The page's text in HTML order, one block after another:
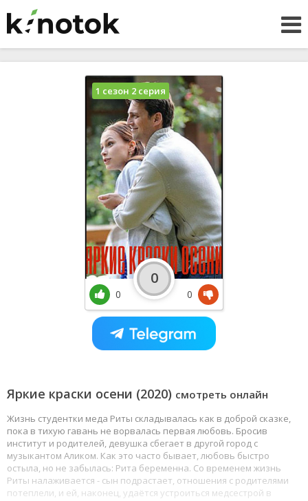
Яркие краски осени (2020) смотреть онлайн
Жизнь студентки меда Риты складывалась как в доброй сказке,
пока в тихую гавань не ворвалась первая любовь. Бросив
институт и родителей, девушка сбегает в другой город с
музыкантом Аликом. Как это часто бывает, любовь быстро
остыла, но не забылась: Рита беременна. Со временем жизнь
Риты налаживается - сын подрастает, отношения с родителями
потеплели, и ей, наконец, удаётся устроиться медсестрой в
1 сезон 2 серия
0
0
0